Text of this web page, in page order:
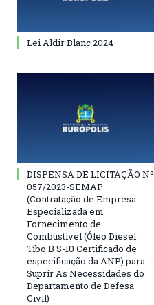
Lei Aldir Blanc 2024
DISPENSA DE LICITAÇÃO Nº
057/2023-SEMAP
(Contratação de Empresa
Especializada em
Fornecimento de
Combustível (Óleo Diesel
Tibo B S-10 Certificado de
especificação da ANP) para
Suprir As Necessidades do
Departamento de Defesa
Civil)